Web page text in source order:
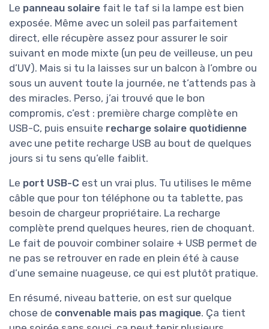
Le panneau solaire fait le taf si la lampe est bien
exposée. Même avec un soleil pas parfaitement
direct, elle récupère assez pour assurer le soir
suivant en mode mixte (un peu de veilleuse, un peu
d’UV). Mais si tu la laisses sur un balcon à l’ombre ou
sous un auvent toute la journée, ne t’attends pas à
des miracles. Perso, j’ai trouvé que le bon
compromis, c’est : première charge complète en
USB-C, puis ensuite recharge solaire quotidienne
avec une petite recharge USB au bout de quelques
jours si tu sens qu’elle faiblit.
Le port USB-C est un vrai plus. Tu utilises le même
câble que pour ton téléphone ou ta tablette, pas
besoin de chargeur propriétaire. La recharge
complète prend quelques heures, rien de choquant.
Le fait de pouvoir combiner solaire + USB permet de
ne pas se retrouver en rade en plein été à cause
d’une semaine nuageuse, ce qui est plutôt pratique.
En résumé, niveau batterie, on est sur quelque
chose de convenable mais pas magique. Ça tient